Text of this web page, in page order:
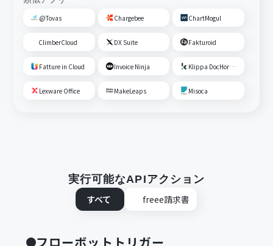
@Tovas Chargebee ChartMogul
ClimberCloud DX Suite Fakturoid
Fatture in Cloud Invoice Ninja Klippa DocHorizon
Lexware Office MakeLeaps Misoca
実行可能なAPIアクション
すべて
freee請求書
フローボットトリガー